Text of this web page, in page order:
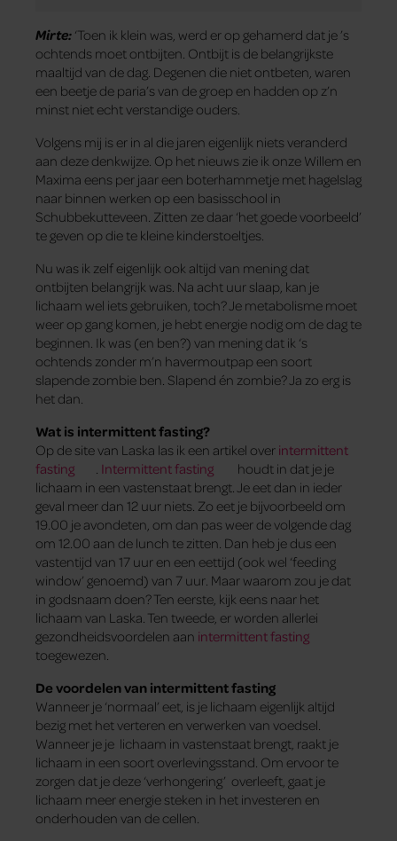
Mirte: ‘Toen ik klein was, werd er op gehamerd dat je ’s
ochtends moet ontbijten. Ontbijt is de belangrijkste
maaltijd van de dag. Degenen die niet ontbeten, waren
een beetje de paria’s van de groep en hadden op z’n
minst niet echt verstandige ouders.
Volgens mij is er in al die jaren eigenlijk niets veranderd
aan deze denkwijze. Op het nieuws zie ik onze Willem en
Maxima eens per jaar een boterhammetje met hagelslag
naar binnen werken op een basisschool in
Schubbekutteveen. Zitten ze daar ‘het goede voorbeeld’
te geven op die te kleine kinderstoeltjes.
Nu was ik zelf eigenlijk ook altijd van mening dat
ontbijten belangrijk was. Na acht uur slaap, kan je
lichaam wel iets gebruiken, toch? Je metabolisme moet
weer op gang komen, je hebt energie nodig om de dag te
beginnen. Ik was (en ben?) van mening dat ik ‘s
ochtends zonder m’n havermoutpap een soort
slapende zombie ben. Slapend én zombie? Ja zo erg is
het dan.
Wat is intermittent fasting?
Op de site van Laska las ik een artikel over intermittent
fasting
. Intermittent fasting
houdt in dat je je
lichaam in een vastenstaat brengt. Je eet dan in ieder
geval meer dan 12 uur niets. Zo eet je bijvoorbeeld om
19.00 je avondeten, om dan pas weer de volgende dag
om 12.00 aan de lunch te zitten. Dan heb je dus een
vastentijd van 17 uur en een eettijd (ook wel ‘feeding
window’ genoemd) van 7 uur. Maar waarom zou je dat
in godsnaam doen? Ten eerste, kijk eens naar het
lichaam van Laska. Ten tweede, er worden allerlei
gezondheidsvoordelen aan intermittent fasting
toegewezen.
De voordelen van intermittent fasting
Wanneer je ‘normaal’ eet, is je lichaam eigenlijk altijd
bezig met het verteren en verwerken van voedsel.
Wanneer je je lichaam in vastenstaat brengt, raakt je
lichaam in een soort overlevingsstand. Om ervoor te
zorgen dat je deze ‘verhongering’ overleeft, gaat je
lichaam meer energie steken in het investeren en
onderhouden van de cellen.